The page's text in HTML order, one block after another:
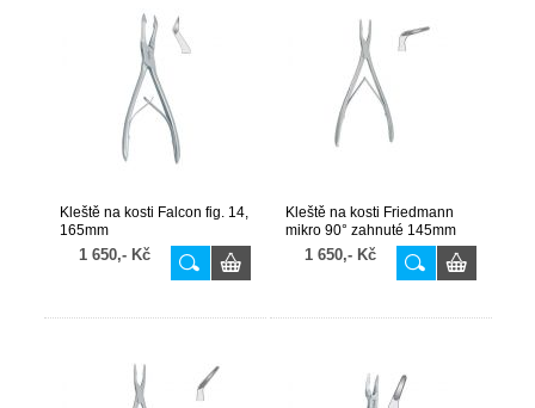
Kleště na kosti Falcon fig. 14,
165mm
1 650,- Kč
Kleště na kosti Friedmann
mikro 90° zahnuté 145mm
1 650,- Kč